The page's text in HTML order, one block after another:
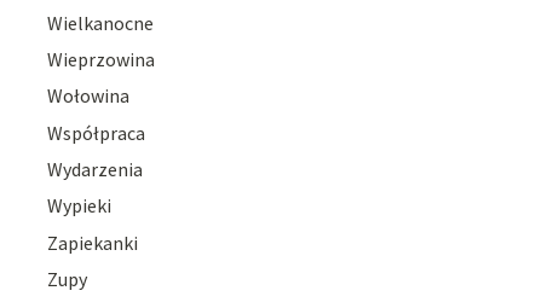
Wielkanocne
Wieprzowina
Wołowina
Współpraca
Wydarzenia
Wypieki
Zapiekanki
Zupy